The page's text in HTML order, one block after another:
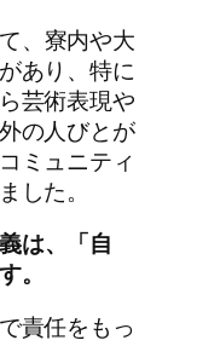
、寮内や大
あり、特に
芸術表現や
の人びとが
ミュニティ
した。
は、「自
。
責任をもっ